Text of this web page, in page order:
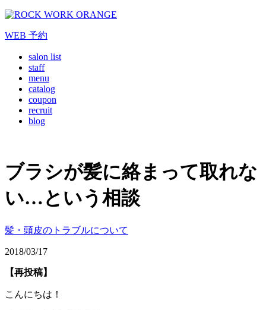
WEB 予約
salon list
staff
menu
catalog
coupon
recruit
blog
ブラシが髪に絡まって取れな
い…という相談
髪・頭皮のトラブルについて
2018/03/17
【再投稿】
こんにちは！